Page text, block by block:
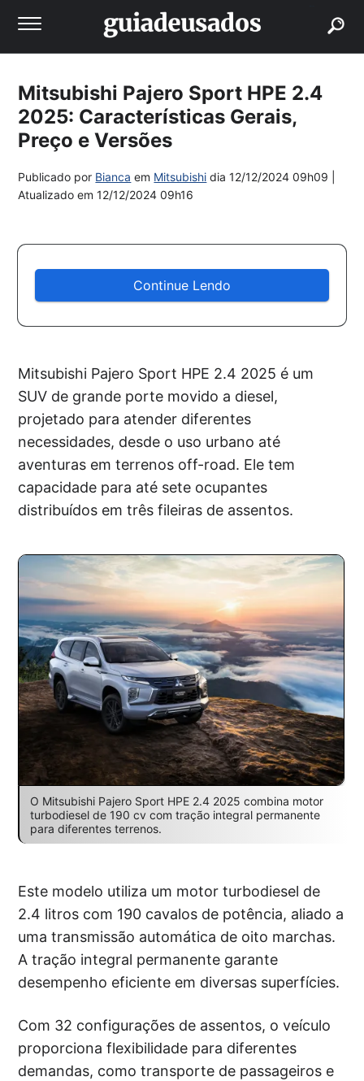
Mitsubishi Pajero Sport HPE 2.4
2025: Características Gerais,
Preço e Versões
Publicado por Bianca em Mitsubishi dia12/12/2024 09h09
Atualizado em12/12/2024 09h16
Continue Lendo
Mitsubishi Pajero Sport HPE 2.4 2025 é um
SUV de grande porte movido a diesel,
projetado para atender diferentes
necessidades, desde o uso urbano até
aventuras em terrenos off-road. Ele tem
capacidade para até sete ocupantes
distribuídos em três fileiras de assentos.
O Mitsubishi Pajero Sport HPE 2.4 2025 combina motor
turbodiesel de 190 cv com tração integral permanente
para diferentes terrenos.
Este modelo utiliza um motor turbodiesel de
2.4 litros com 190 cavalos de potência, aliado a
uma transmissão automática de oito marchas.
A tração integral permanente garante
desempenho eficiente em diversas superfícies.
Com 32 configurações de assentos, o veículo
proporciona flexibilidade para diferentes
demandas, como transporte de passageiros e